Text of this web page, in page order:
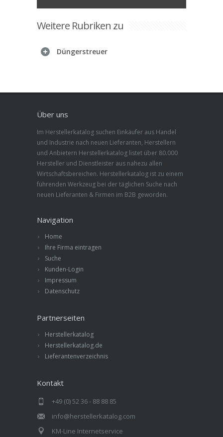
Weitere Rubriken zu
Düngerstreuer
Über uns
Im Herstellerkatalog suchen Einkäufer aus Handel
und Industrie nach neuen Lieferanten, Herstellern
und Anbietern Herstellerkatalog listet über 80.000
Hersteller und Dienstleister aus nahezu allen
Wirtschaftsbereichen. Herstellerkatalog ist zu einem
führenden Werkzeug bei der täglichen Suche nach
neuen Lieferanten & Firmen im B2B geworden.
Navigation
Home
Ihre Firma eintragen
Suche
Kunden-Login
Impressum
Datenschutz
Partnerseiten
Herstellerkatalog
Herstellerkatalog.de
Lieferantenverzeichnis
Kontakt
+49 (0) 52 36 - 88 88 85
info@herstellerkatalog.com
KM-Line Internetservice